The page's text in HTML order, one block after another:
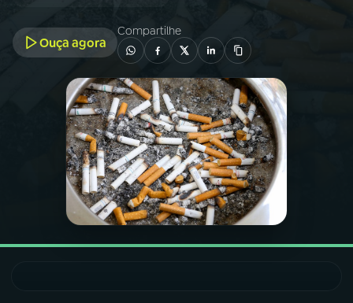
PROGRAMAÇÃO
PROGRAMAS
PODCASTS
VIDEOCASTS
Ouça agora
Compartilhe